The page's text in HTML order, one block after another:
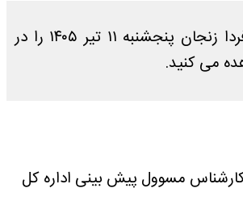
وضعیت هوای فردا زنجان پنجشنبه ۱۱ تیر ۱۴۰۵ را در
می کنید.
مسوول پیش بینی اداره کل